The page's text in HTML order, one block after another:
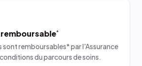
*
sont remboursables* par l'Assurance
du parcours de soins.